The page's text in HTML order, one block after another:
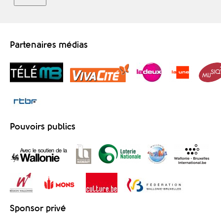
Partenaires médias
Pouvoirs publics
Sponsor privé